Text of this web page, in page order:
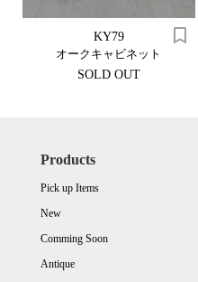
KY79
オークキャビネット
SOLD OUT
Products
Pick up Items
New
Comming Soon
Antique